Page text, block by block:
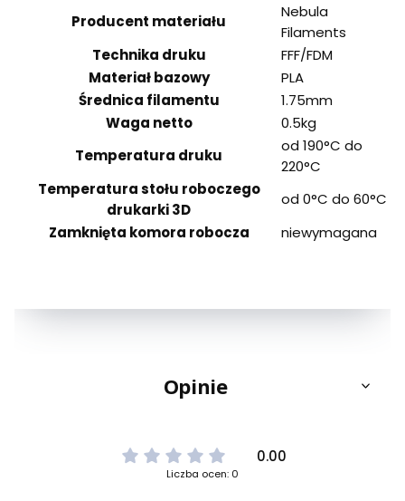
Producent materiału
Nebula
Filaments
Technika druku
FFF/FDM
Materiał bazowy
PLA
Średnica filamentu
1.75mm
Waga netto
0.5kg
Temperatura druku
od 190°C do
220°C
Temperatura stołu roboczego
drukarki 3D
od 0°C do 60°C
Zamknięta komora robocza
niewymagana
Opinie
0.00
Liczba ocen: 0